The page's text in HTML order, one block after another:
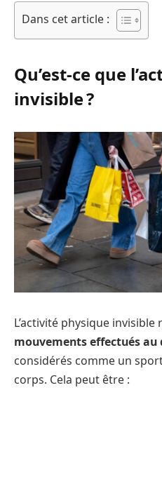
Dans cet article :
Qu’est-ce que
invisible ?
L’activité physique
mouvements effectués
considérés comme un
corps. Cela peut être :